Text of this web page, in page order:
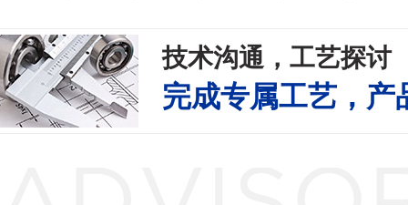
技术沟通，工艺探讨
完成专属工艺，产